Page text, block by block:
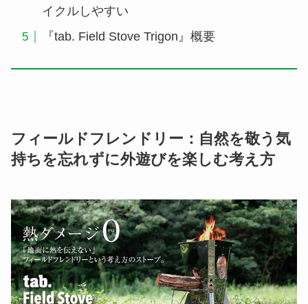
イクルしやすい
『tab. Field Stove Trigon』概要
フィールドフレンドリー：自然を敬う気
持ちを忘れずに外遊びを楽しむ考え方